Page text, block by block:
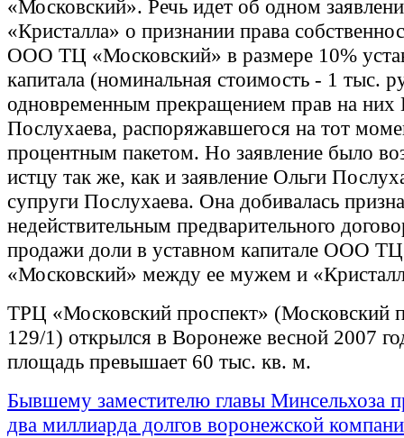
«Московский». Речь идет об одном
«Кристалла» о признании права
ООО ТЦ «Московский» в размере 10%
капитала (номинальная стоимость - 1 тыс.
одновременным прекращением прав на них
Послухаева, распоряжавшегося на тот
процентным пакетом. Но заявление было
истцу так же, как и заявление Ольги
супруги Послухаева. Она добивалась
недействительным предварительного
продажи доли в уставном капитале ООО ТЦ
«Московский» между ее мужем и
ТРЦ «Московский проспект» (Московский
129/1) открылся в Воронеже весной 2007
площадь превышает 60 тыс. кв. м.
Бывшему заместителю главы Минсельхоза
два миллиарда долгов воронежской